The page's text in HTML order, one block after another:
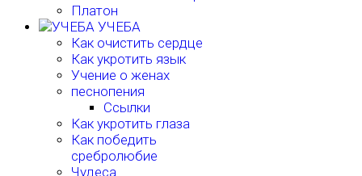
Платон
УЧЕБА
Как очистить сердце
Как укротить язык
Учение о женах
песнопения
Ссылки
Как укротить глаза
Как победить
сребролюбие
Чудеса